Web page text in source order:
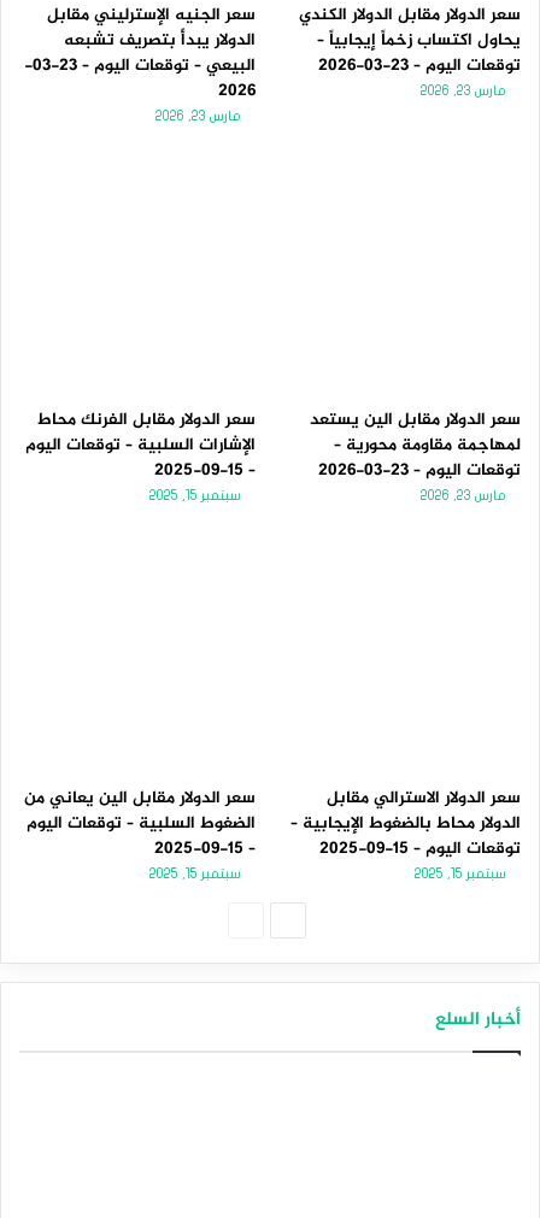
سعر الدولار مقابل الدولار الكندي
يحاول اكتساب زخماً إيجابياً –
توقعات اليوم – 23-03-2026
مارس 23, 2026
سعر الجنيه الإسترليني مقابل
الدولار يبدأ بتصريف تشبعه
البيعي – توقعات اليوم – 23-03-
2026
مارس 23, 2026
سعر الدولار مقابل الين يستعد
لمهاجمة مقاومة محورية –
توقعات اليوم – 23-03-2026
مارس 23, 2026
سعر الدولار مقابل الفرنك محاط
الإشارات السلبية – توقعات اليوم
– 15-09-2025
سبتمبر 15, 2025
سعر الدولار الاسترالي مقابل
الدولار محاط بالضغوط الإيجابية –
توقعات اليوم – 15-09-2025
سبتمبر 15, 2025
سعر الدولار مقابل الين يعاني من
الضغوط السلبية – توقعات اليوم
– 15-09-2025
سبتمبر 15, 2025
أخبار السلع